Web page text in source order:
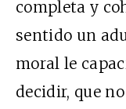
completa y
sentido un
moral le
decidir, que